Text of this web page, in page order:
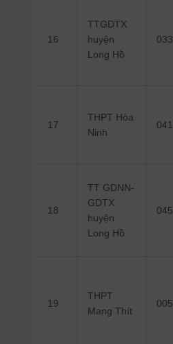
16
TTGDTX
huyện
Long Hồ
033
17
THPT Hòa
Ninh
041
18
TT GDNN-
GDTX
huyện
Long Hồ
045
19
THPT
Mang Thít
005